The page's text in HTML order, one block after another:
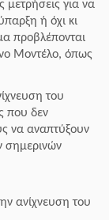
για να
ή όχι κι
προβλέπονται
Μοντέλο, όπως
του
που δεν
να αναπτύξουν
σημερινών
ανίχνευση του